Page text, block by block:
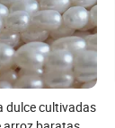
dulce cultivadas